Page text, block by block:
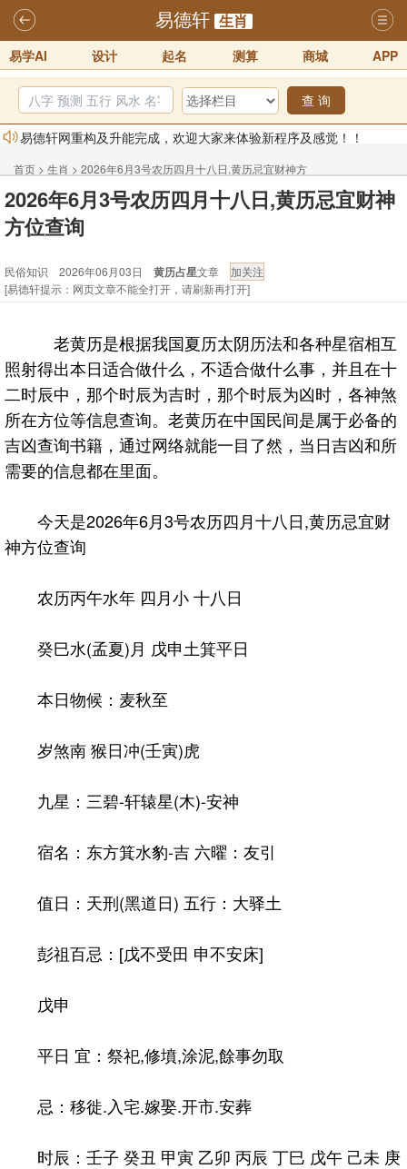
易德轩 生肖
易学AI 设计 起名 测算 商城 APP
查 询
易德轩网重构及升能完成，欢迎大家来体验新程序及感觉！！
2025-07-01
2026年化太岁锦囊属马、鼠、牛、龙、兔、狗、鸡生肖化太岁开始预
订！！
2025-10-01
易德轩首席风水大师铁笔居士简介！！
2021-9-2
易德轩通告：本网站易德轩商标及LOGO注册声明
体验！！
2025-07-01
首页 > 生肖 > 2026年6月3号农历四月十八日,黄历忌宜财神方
位查询 - 民俗知识
2026年6月3号农历四月十八日,黄历忌宜财神
方位查询
民俗知识 2026年06月03日 黄历占星文章
[易德轩提示：网页文章不能全打开，请刷新再打开]
老黄历是根据我国夏历太阴历法和各种星宿相互
照射得出本日适合做什么，不适合做什么事，并且在十
二时辰中，那个时辰为吉时，那个时辰为凶时，各神煞
所在方位等信息查询。老黄历在中国民间是属于必备的
吉凶查询书籍，通过网络就能一目了然，当日吉凶和所
需要的信息都在里面。
今天是2026年6月3号农历四月十八日,黄历忌宜财
神方位查询
农历丙午水年 四月小 十八日
癸巳水(孟夏)月 戊申土箕平日
本日物候：麦秋至
岁煞南 猴日冲(壬寅)虎
九星：三碧-轩辕星(木)-安神
宿名：东方箕水豹-吉 六曜：友引
值日：天刑(黑道日) 五行：大驿土
彭祖百忌：[戊不受田 申不安床]
戊申
平日 宜：祭祀,修墳,涂泥,餘事勿取
忌：移徙.入宅.嫁娶.开市.安葬
时辰：壬子 癸丑 甲寅 乙卯 丙辰 丁巳 戊午 己未 庚